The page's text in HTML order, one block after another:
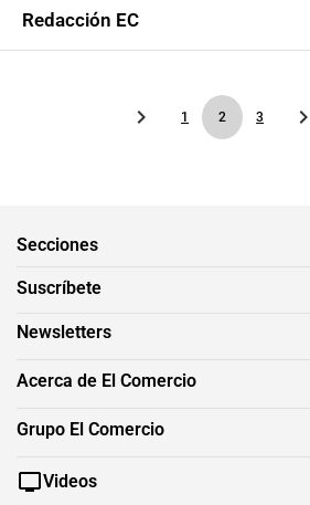
Redacción EC
1 2 3
Secciones
Suscríbete
Newsletters
Acerca de El Comercio
Grupo El Comercio
Videos